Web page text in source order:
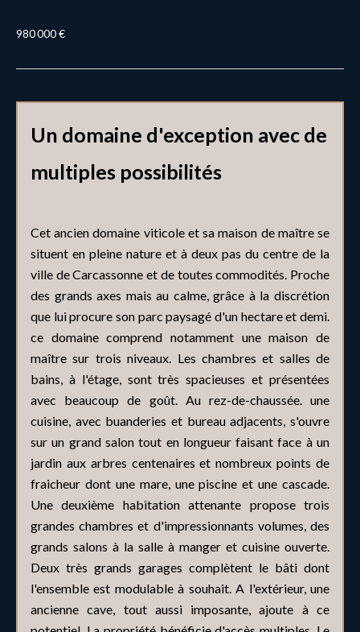
980 000 €
Un domaine d'exception avec de
multiples possibilités
Cet ancien domaine viticole et sa maison de maître se
situent en pleine nature et à deux pas du centre de la
ville de Carcassonne et de toutes commodités. Proche
des grands axes mais au calme, grâce à la discrétion
que lui procure son parc paysagé d'un hectare et demi.
ce domaine comprend notamment une maison de
maître sur trois niveaux. Les chambres et salles de
bains, à l'étage, sont très spacieuses et présentées
avec beaucoup de goût. Au rez-de-chaussée. une
cuisine, avec buanderies et bureau adjacents, s'ouvre
sur un grand salon tout en longueur faisant face à un
jardin aux arbres centenaires et nombreux points de
fraicheur dont une mare, une piscine et une cascade.
Une deuxième habitation attenante propose trois
grandes chambres et d'impressionnants volumes, des
grands salons à la salle à manger et cuisine ouverte.
Deux très grands garages complètent le bâti dont
l'ensemble est modulable à souhait. A l'extérieur, une
ancienne cave, tout aussi imposante, ajoute à ce